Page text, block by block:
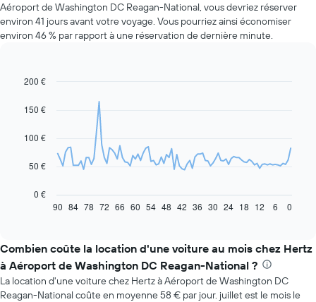
Aéroport de Washington DC Reagan-National, vous devriez réserver
environ 41 jours avant votre voyage. Vous pourriez ainsi économiser
environ 46 % par rapport à une réservation de dernière minute.
Line
points.
dessous
des
prix
d'une
voiture
de
Chart
0 €
50 €
100 €
150 €
200 €
90 84 78 72 66 60 54 48 42 36 30 24 18 12 6 0
Combien coûte la location d'une voiture au mois chez Hertz
à Aéroport de Washington DC Reagan-National ?
La location d'une voiture chez Hertz à Aéroport de Washington DC
Reagan-National coûte en moyenne 58 € par jour. juillet est le mois le